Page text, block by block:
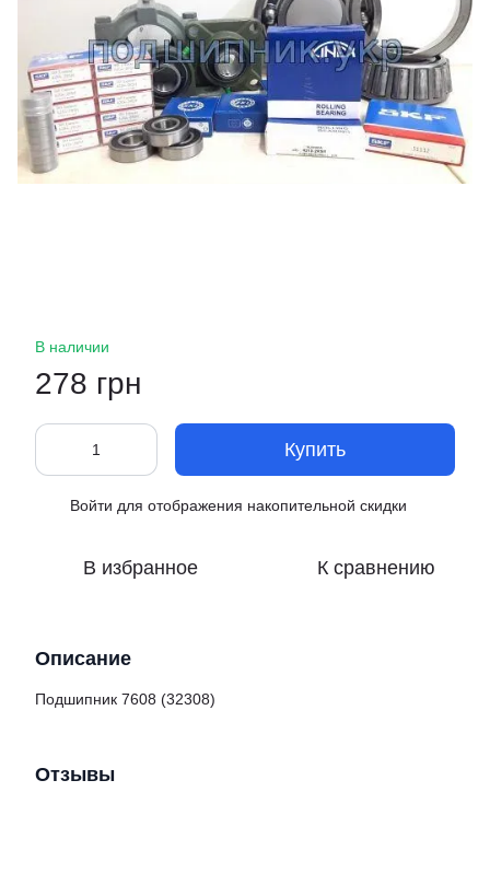
В наличии
278 грн
Купить
Войти для отображения накопительной скидки
В избранное К сравнению
Описание
Подшипник 7608 (32308)
Отзывы